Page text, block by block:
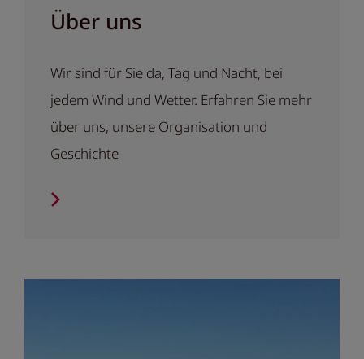
Über uns
Wir sind für Sie da, Tag und Nacht, bei
jedem Wind und Wetter. Erfahren Sie mehr
über uns, unsere Organisation und
Geschichte